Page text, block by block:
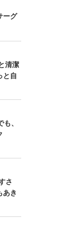
ーグ
清潔
と自
、
さ
あき